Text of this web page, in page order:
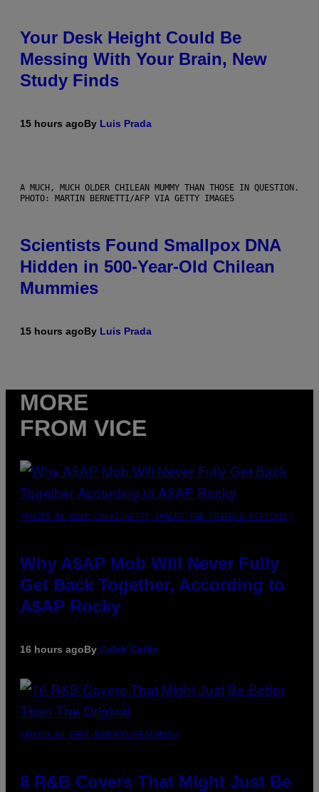
Your Desk Height Could Be
Messing With Your Brain, New
Study Finds
15 hours agoBy Luis Prada
A MUCH, MUCH OLDER CHILEAN MUMMY THAN THOSE IN QUESTION.
PHOTO: MARTIN BERNETTI/AFP VIA GETTY IMAGES
Scientists Found Smallpox DNA
Hidden in 500-Year-Old Chilean
Mummies
15 hours agoBy Luis Prada
MORE
FROM VICE
(PHOTO BY NOAM GALAI/GETTY IMAGES FOR TRIBECA FESTIVAL)
Why A$AP Mob Will Never Fully
Get Back Together, According to
A$AP Rocky
16 hours agoBy Caleb Catlin
(PHOTO BY EBET ROBERTS/REDFERNS)
8 R&B Covers That Might Just Be